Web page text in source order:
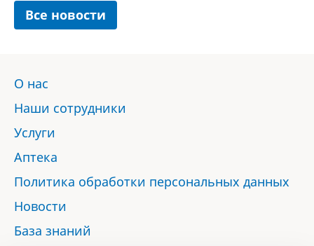
Все новости
О нас
Наши сотрудники
Услуги
Аптека
Политика обработки персональных данных
Новости
База знаний